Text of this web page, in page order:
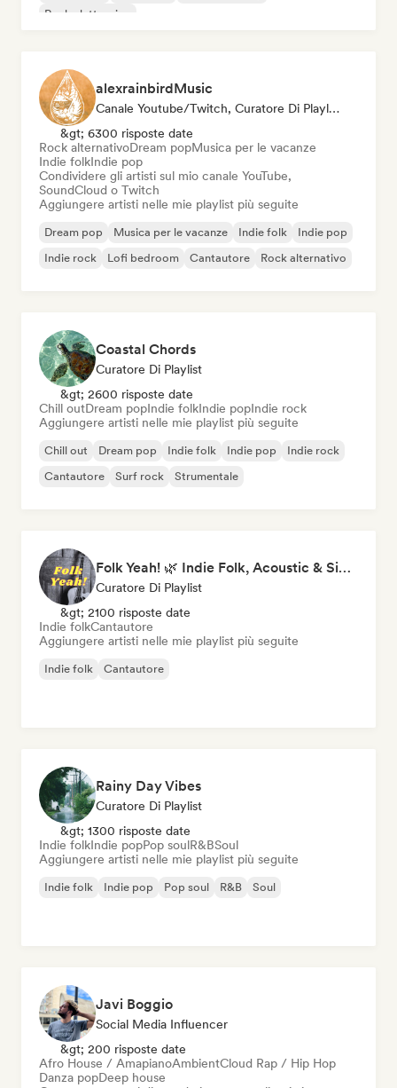
Rock elettronico
alexrainbirdMusic
Canale Youtube/Twitch, Curatore Di Playlist
&gt; 6300 risposte date
Rock alternativoDream popMusica per le vacanze
Indie folkIndie pop
Condividere gli artisti sul mio canale YouTube,
SoundCloud o Twitch
Aggiungere artisti nelle mie playlist più seguite
Dream pop Musica per le vacanze Indie folk
Indie pop
Indie rock
Lofi bedroom Cantautore Rock alternativo
Coastal Chords
Curatore Di Playlist
&gt; 2600 risposte date
Chill outDream popIndie folkIndie popIndie rock
Aggiungere artisti nelle mie playlist più seguite
Chill out Dream pop Indie folk Indie pop
Indie rock
Cantautore
Surf rock Strumentale
Folk Yeah! 🌿 Indie Folk, Acoustic & Singer-Songwriter
Curatore Di Playlist
&gt; 2100 risposte date
Indie folkCantautore
Aggiungere artisti nelle mie playlist più seguite
Indie folk Cantautore
Rainy Day Vibes
Curatore Di Playlist
&gt; 1300 risposte date
Indie folkIndie popPop soulR&BSoul
Aggiungere artisti nelle mie playlist più seguite
Indie folk Indie pop Pop soul R&B Soul
Javi Boggio
Social Media Influencer
&gt; 200 risposte date
Afro House / AmapianoAmbientCloud Rap / Hip Hop
Danza popDeep house